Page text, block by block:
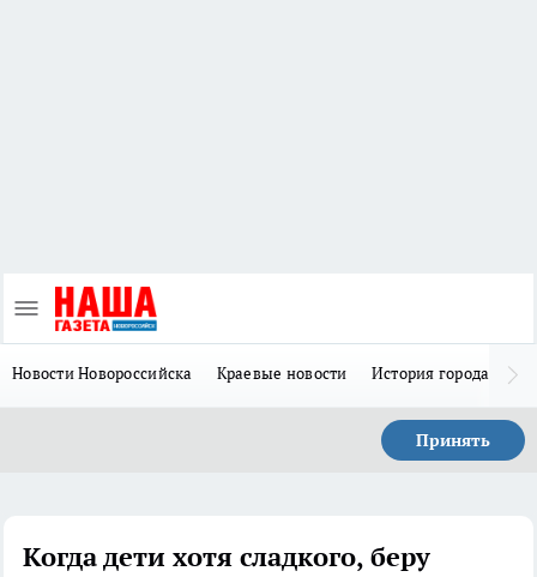
Новости Новороссийска Краевые новости История города Н
Принять
Когда дети хотя сладкого, беру